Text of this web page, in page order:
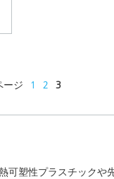
ージ 1 2 3
可塑性プラスチック